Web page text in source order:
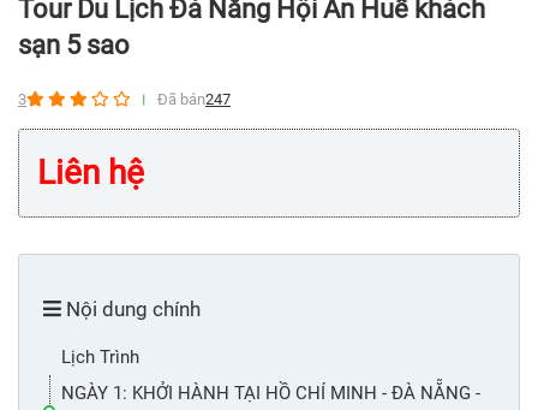
Tour Du Lịch Đà Nẵng Hội An Huế khách
sạn 5 sao
3 Đã bán247
Liên hệ
Nội dung chính
Lịch Trình
NGÀY 1: KHỞI HÀNH TẠI HỒ CHÍ MINH - ĐÀ NẴNG -